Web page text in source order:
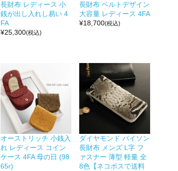
長財布 レディース 小
銭が出し入れし易い 4
FA
¥25,300(税込)
長財布 ベルトデザイン
大容量 レディース 4FA
¥18,700(税込)
オーストリッチ 小銭入
れ レディース コイン
ケース 4FA 母の日 (98
65r)
ダイヤモンド パイソン
長財布 メンズ L字 フ
ァスナー 薄型 軽量 全
8色【ネコポスで送料